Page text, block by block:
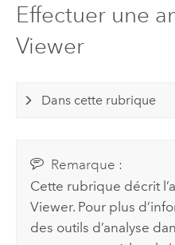
Effectuer une
Viewer
Dans cette rubrique
Remarque :
Cette rubrique décrit
Viewer. Pour plus
des outils d’analyse